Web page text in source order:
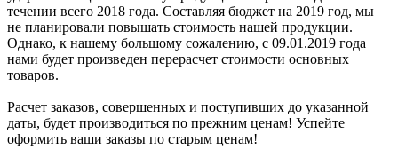
течении всего 2018 года. Составляя бюджет на 2019 год, мы
не планировали повышать стоимость нашей продукции.
Однако, к нашему большому сожалению, с 09.01.2019 года
нами будет произведен перерасчет стоимости основных
товаров.
Расчет заказов, совершенных и поступивших до указанной
даты, будет производиться по прежним ценам! Успейте
оформить ваши заказы по старым ценам!